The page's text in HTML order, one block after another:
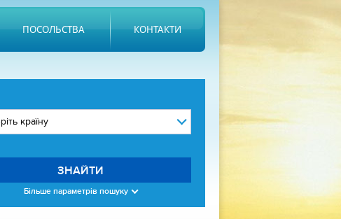
ПОСОЛЬСТВА КОНТАКТИ
ЗНАЙТИ
Більше параметрів пошуку